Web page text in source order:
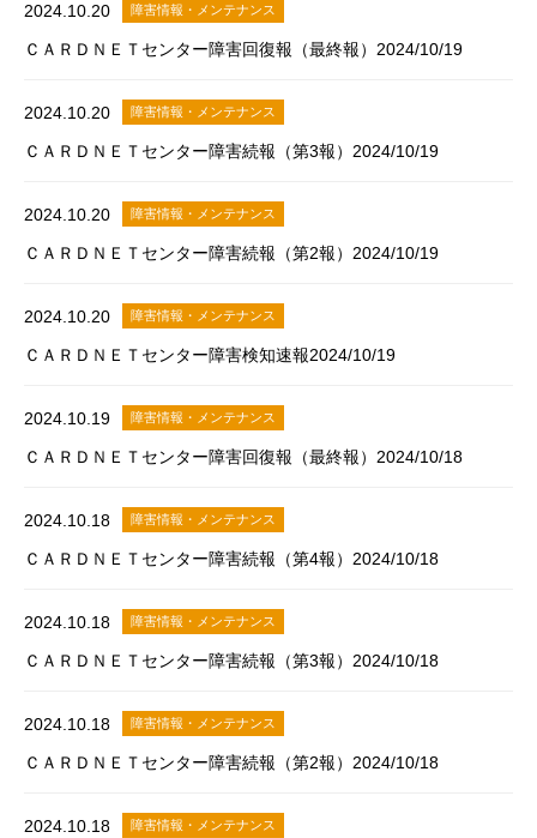
2024.10.20 障害情報・メンテナンス
ＣＡＲＤＮＥＴセンター障害回復報（最終報）2024/10/19
2024.10.20 障害情報・メンテナンス
ＣＡＲＤＮＥＴセンター障害続報（第3報）2024/10/19
2024.10.20 障害情報・メンテナンス
ＣＡＲＤＮＥＴセンター障害続報（第2報）2024/10/19
2024.10.20 障害情報・メンテナンス
ＣＡＲＤＮＥＴセンター障害検知速報2024/10/19
2024.10.19 障害情報・メンテナンス
ＣＡＲＤＮＥＴセンター障害回復報（最終報）2024/10/18
2024.10.18 障害情報・メンテナンス
ＣＡＲＤＮＥＴセンター障害続報（第4報）2024/10/18
2024.10.18 障害情報・メンテナンス
ＣＡＲＤＮＥＴセンター障害続報（第3報）2024/10/18
2024.10.18 障害情報・メンテナンス
ＣＡＲＤＮＥＴセンター障害続報（第2報）2024/10/18
2024.10.18 障害情報・メンテナンス